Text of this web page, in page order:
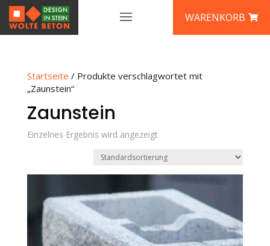
WARENKORB
Startseite / Produkte verschlagwortet mit
„Zaunstein“
Zaunstein
Einzelnes Ergebnis wird angezeigt